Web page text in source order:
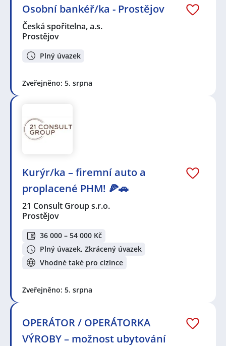
Osobní bankéř/ka - Prostějov
Česká spořitelna, a.s.
Prostějov
Plný úvazek
Zveřejněno: 5. srpna
Kurýr/ka – firemní auto a
proplacené PHM! 🍕🚗
21 Consult Group s.r.o.
Prostějov
36 000 – 54 000 Kč
Plný úvazek, Zkrácený úvazek
Vhodné také pro cizince
Zveřejněno: 5. srpna
OPERÁTOR / OPERÁTORKA
VÝROBY – možnost ubytování